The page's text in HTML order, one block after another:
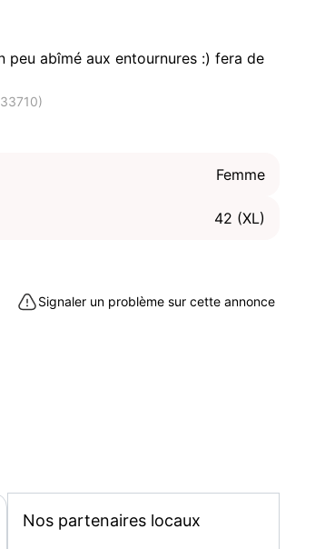
peu abîmé aux entournures :) fera de
Femme
42 (XL)
Signaler un problème sur cette annonce
Nos partenaires locaux